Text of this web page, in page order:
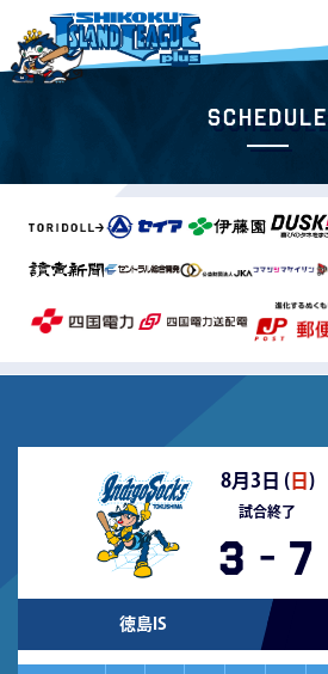
Schedule
8月3日 (日 )
試合終了
3 - 7
徳島IS